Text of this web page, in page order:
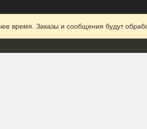
время. Заказы и сообщения будут